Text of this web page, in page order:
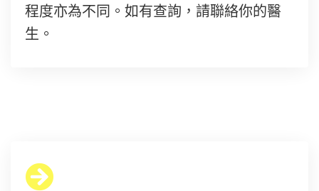
程度亦為不同。如有查詢，請聯絡你的醫
生。